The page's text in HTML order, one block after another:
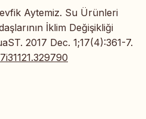
Aytemiz. Su Ürünleri
İklim Değişikliği
2017 Dec. 1;17(4):361-7.